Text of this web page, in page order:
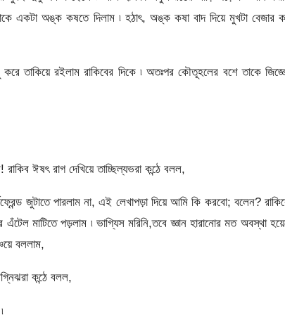
একটা অঙ্ক কষতে দিলাম ৷ হঠাৎ, অঙ্ক কষা বাদ দিয়ে মুখটা বেজার
রইলাম রাকিবের দিকে ৷ অতঃপর কৌতূহলের বশে তাকে
ঈষৎ রাগ দেখিয়ে তাচ্ছিল্যভরা কন্ঠে বলল,
জুটাতে পারলাম না, এই লেখাপড়া দিয়ে আমি কি করবো; বলেন?
মাটিতে পড়লাম ৷ ভাগ্যিস মরিনি,তবে জ্ঞান হারানোর মত অবস্থা
বললাম,
কন্ঠে বলল,